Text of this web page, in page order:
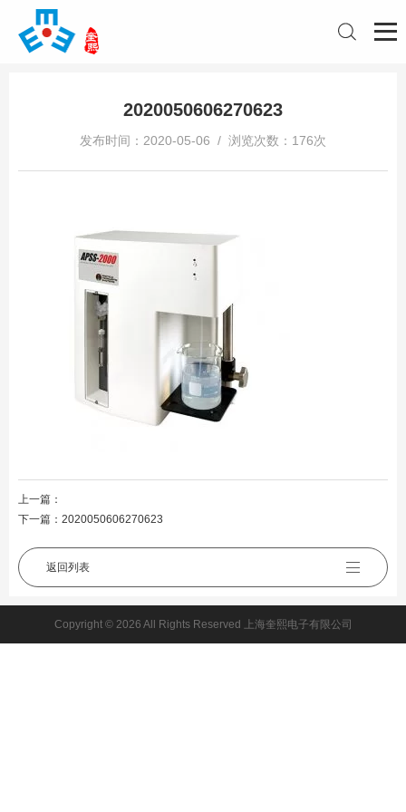
2020050606270623
发布时间：2020-05-06 / 浏览次数：176次
上一篇：
下一篇： 2020050606270623
返回列表
Copyright © 2026 All Rights Reserved 上海奎熙电子有限公司